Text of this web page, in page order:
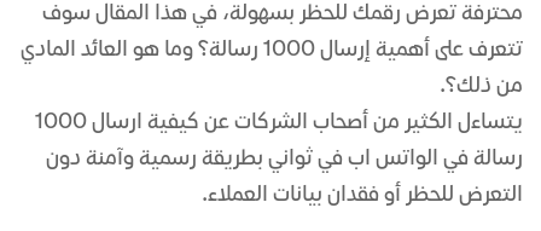
محترفة تعرض رقمك للحظر بسهولة، في هذا المقال سوف
تتعرف على أهمية إرسال 1000 رسالة؟ وما هو العائد المادي
من ذلك؟.
يتساءل الكثير من أصحاب الشركات عن كيفية ارسال 1000
رسالة في الواتس اب في ثواني بطريقة رسمية وآمنة دون
التعرض للحظر أو فقدان بيانات العملاء.